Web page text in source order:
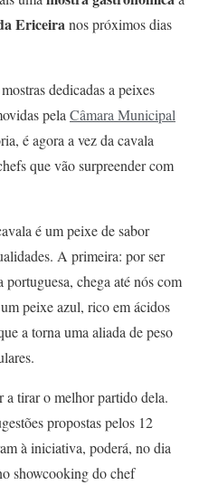
Ericeiranos próximos dias
dedicadas a peixes
pela Câmara Municipal
é agora a vez da cavala
que vão surpreender com
é um peixe de sabor
A primeira: por ser
chega até nós com
peixe azul, rico em ácidos
a torna uma aliada de peso
a tirar o melhor partido dela.
propostas pelos 12
à iniciativa, poderá, no dia
showcooking do chef